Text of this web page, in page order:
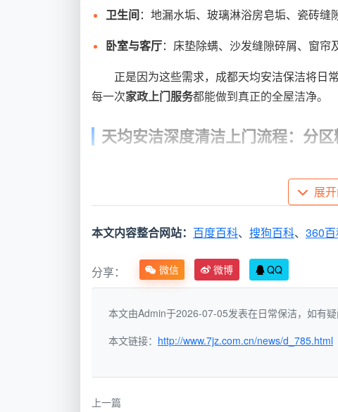
卫生间 ：地漏水垢、玻璃淋浴房皂垢、瓷砖缝
卧室与客厅：床垫除螨、沙发缝隙碎屑、窗帘
正是因为这些需求，成都天均安洁保洁将日
每一次家政上门服务都能做到真正的全屋洁净。
天均安洁深度清洁上门流程：分
为可量化的步骤，既让客户安心，也保证了服务
门把手、地面边缘铺设防护垫，并更换专用软底
标准。
域
展
本文内容整合网站： 百度百科、 搜狗百科、 360
分享： 微信 微博 QQ
本文由Admin于2026-07-05发表在日常保洁，如有疑
本文链接： http://www.7jz.com.cn/news/d_785.html
上一篇